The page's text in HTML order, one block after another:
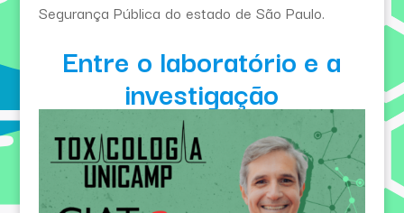
Segurança Pública do estado de São Paulo.
Entre o laboratório e a
investigação